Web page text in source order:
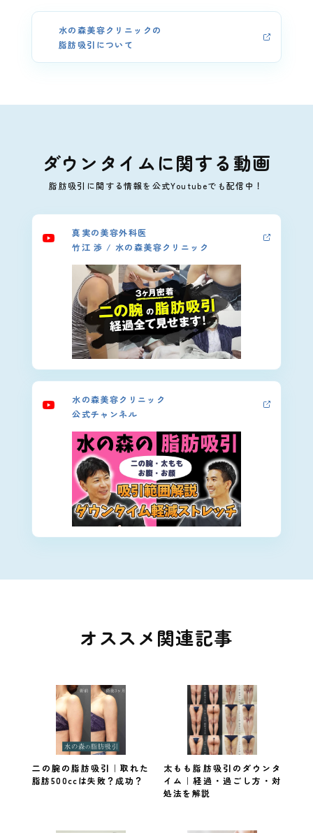
水の森美容クリニックの
脂肪吸引について
ダウンタイムに関する動画
脂肪吸引に関する情報を公式Youtubeでも配信中！
真実の美容外科医
竹江 渉 / 水の森美容クリニック
水の森美容クリニック
公式チャンネル
オススメ関連記事
二の腕の脂肪吸引｜取れた
脂肪500ccは失敗？成功？
太もも脂肪吸引のダウンタ
イム｜経過・過ごし方・対
処法を解説